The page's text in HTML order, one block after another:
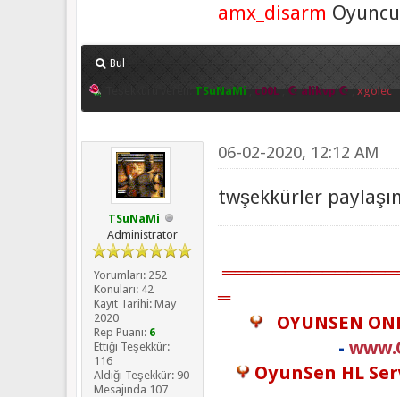
amx_disarm
Bul
TSuNaMi c00L, ☪ alikvp ☪,xgolec
TSuNaMi
Administrator
Yorumları: 252
Konuları: 42
Kayıt Tarihi: May
2020
Rep Puanı: 6
Ettiği Teşekkür:
116
Aldığı Teşekkür: 90
Mesajında 107
06-02-2020, 12:12 AM
twşekkürler
═
OYUNSEN
-
OyunSen HL